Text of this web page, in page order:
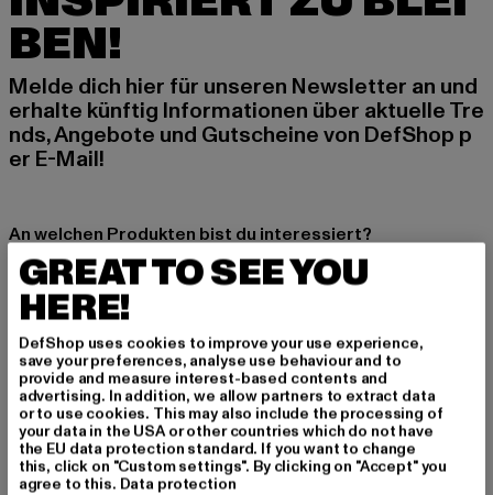
BEN!
Melde dich hier für unseren Newsletter an und
erhalte künftig Informationen über aktuelle Tre
nds, Angebote und Gutscheine von DefShop p
er E-Mail!
An welchen Produkten bist du interessiert?
MÄNNER
FRAUEN
E-MAIL
ANMELDEN
Informationen dazu, wie DefShop mit Deinen Daten umgeht, findest Du
in unserer Datenschutzerklärung. Du kannst Dich jederzeit kostenfei
abmelden.Datenschutzerklärung lesen.
GREAT TO SEE YOU
HERE!
DefShop uses cookies to improve your use experience,
save your preferences, analyse use behaviour and to
provide and measure interest-based contents and
advertising. In addition, we allow partners to extract data
or to use cookies. This may also include the processing of
your data in the USA or other countries which do not have
the EU data protection standard. If you want to change
this, click on "Custom settings". By clicking on "Accept" you
agree to this. Data protection